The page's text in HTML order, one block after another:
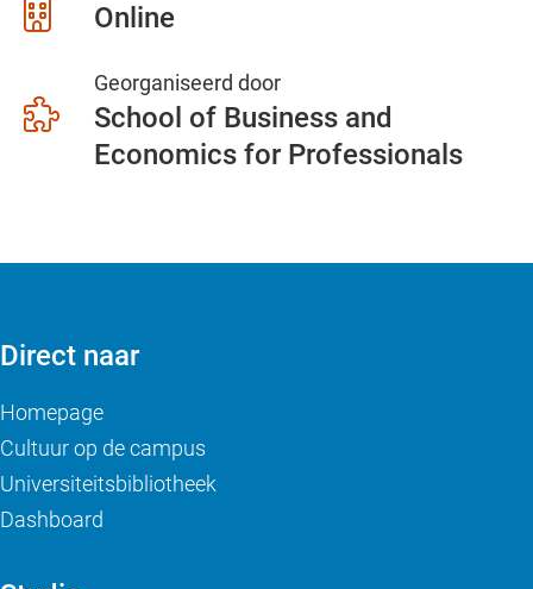
Online
Georganiseerd door
School of Business and
Economics for Professionals
Direct naar
Homepage
Cultuur op de campus
Universiteitsbibliotheek
Dashboard